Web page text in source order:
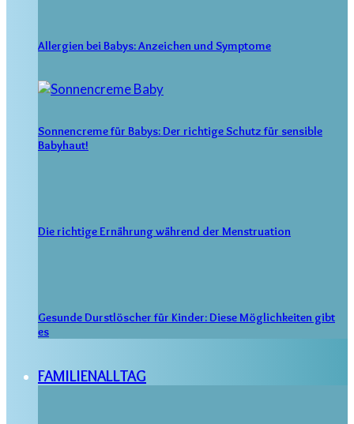
Allergien bei Babys: Anzeichen und Symptome
Sonnencreme für Babys: Der richtige Schutz für sensible
Babyhaut!
Die richtige Ernährung während der Menstruation
Gesunde Durstlöscher für Kinder: Diese Möglichkeiten gibt
es
FAMILIENALLTAG